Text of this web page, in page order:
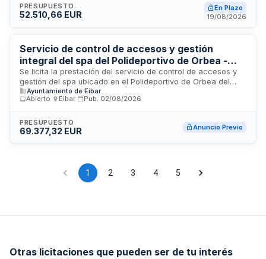
posibilidad de prórroga adicional de dos años. El servicio
incluye la prestación de actividades deportivas y educativas
actividades físicas deportivas.
PRESUPUESTO
52.510,66 EUR
En Plazo
19/08/2026
Servicio de control de accesos y gestión
integral del spa del Polideportivo de Orbea -
Ayuntamiento de Eibar
Se licita la prestación del servicio de control de accesos y
gestión del spa ubicado en el Polideportivo de Orbea del
municipio de Eibar. El contrato comprende la administración,
operación y supervisión de las instalaciones acuáticas y de
y mantenimiento de servicios conexos. El Ayuntamiento de
Eibar-Alcaldía es el órgano contratante responsable de esta
Ayuntamiento de Eibar
Abierto
Eibar Pub. 02/08/2026
PRESUPUESTO
69.377,32 EUR Anuncio Previo
1 2 3 4 5
Otras licitaciones que pueden ser de tu interés